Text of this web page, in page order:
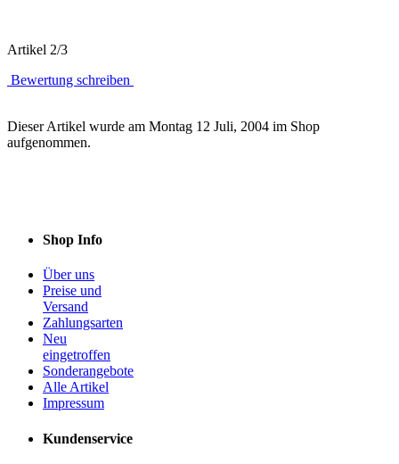
Artikel 2/3
Bewertung schreiben
Dieser Artikel wurde am Montag 12 Juli, 2004 im Shop
aufgenommen.
Shop Info
Über uns
Preise und
Versand
Zahlungsarten
Neu
eingetroffen
Sonderangebote
Alle Artikel
Impressum
Kundenservice